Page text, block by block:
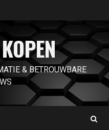
& BETROUWBARE